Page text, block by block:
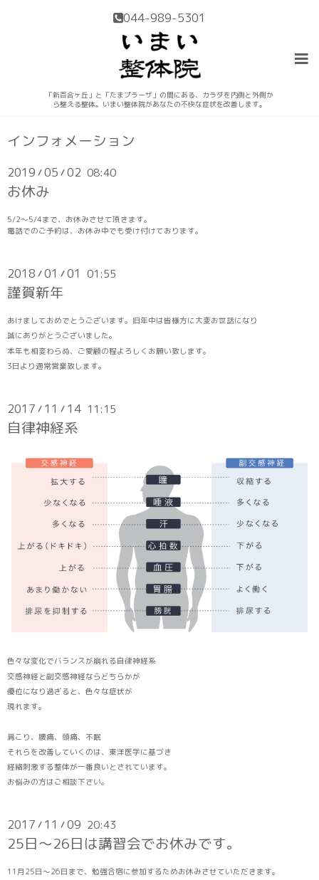
044-989-5301
「新百合ヶ丘」と「たまプラーザ」の間にある、カラダを内側と外側か
ら整える整体。いまい整体院があなたの不快な症状を改善します。
インフォメーション
2019 /05 /02 08:40
お休み
5/2〜5/4まで、お休みさせて頂きます。
電話でのご予約は、お休み中でも受け付けております。
2018 /01 /01 01:55
謹賀新年
あけましておめでとうございます。旧年中は皆様方に大変お世話になり
誠にありがとうございました。
本年も相変わらぬ、ご愛顧の程よろしくお願い致します。
3日より通常営業致します。
2017 / 11 / 14 11:15
自律神経系
色々な変化でバランスが崩れる自律神経系
交感神経と副交感神経ならどちらかが
優位になり過ぎると、色々な症状が
現れます。
肩こり、腰痛、頭痛、不眠
それらを改善していくのは、東洋医学に基づき
経絡刺激する整体が一番良いとされています。
お悩みの方はご相談下さい。
2017 / 11 /09 20:43
25日～26日は講習会でお休みです。
11月25日～26日まで、勉強合宿に参加するためお休みさせていただきます。